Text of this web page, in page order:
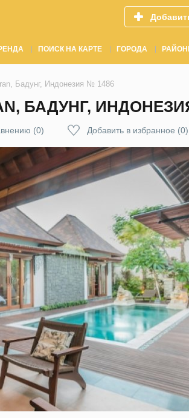
ПОИСК НА КАРТЕ ГОРОДА
Бадунг, Индонезия № 1486
БАДУНГ,
(0) Добавить в избранное (0)